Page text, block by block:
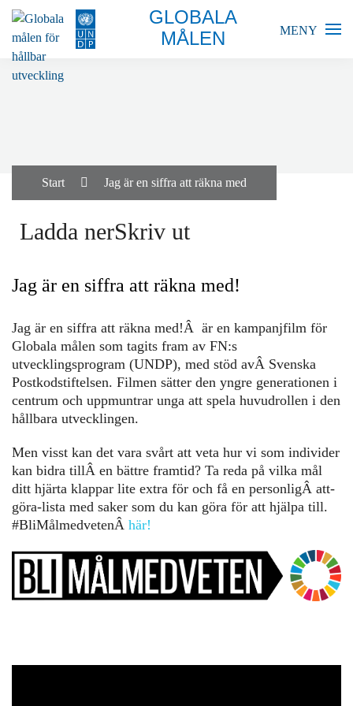
GLOBALA
MÅLEN
MENY
BLIR VÄRLDEN BÄTTRE?
SKOLA
AKTUELLT
Start Jag är en siffra att räkna med
Ladda nerSkriv ut
Jag är en siffra att räkna med!
Jag är en siffra att räkna med!Â är en kampanjfilm för
Globala målen som tagits fram av FN:s
utvecklingsprogram (UNDP), med stöd avÂ Svenska
Postkodstiftelsen. Filmen sätter den yngre generationen i
centrum och uppmuntrar unga att spela huvudrollen i den
hållbara utvecklingen.
Men visst kan det vara svårt att veta hur vi som individer
kan bidra tillÂ en bättre framtid? Ta reda på vilka mål
ditt hjärta klappar lite extra för och få en personligÂ att-
göra-lista med saker som du kan göra för att hjälpa till.
#BliMålmedvetenÂ här!